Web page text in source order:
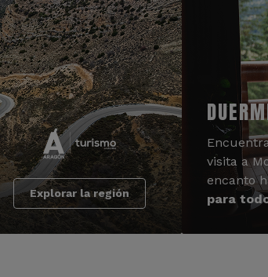
Explorar la región
visita a
encanto
para